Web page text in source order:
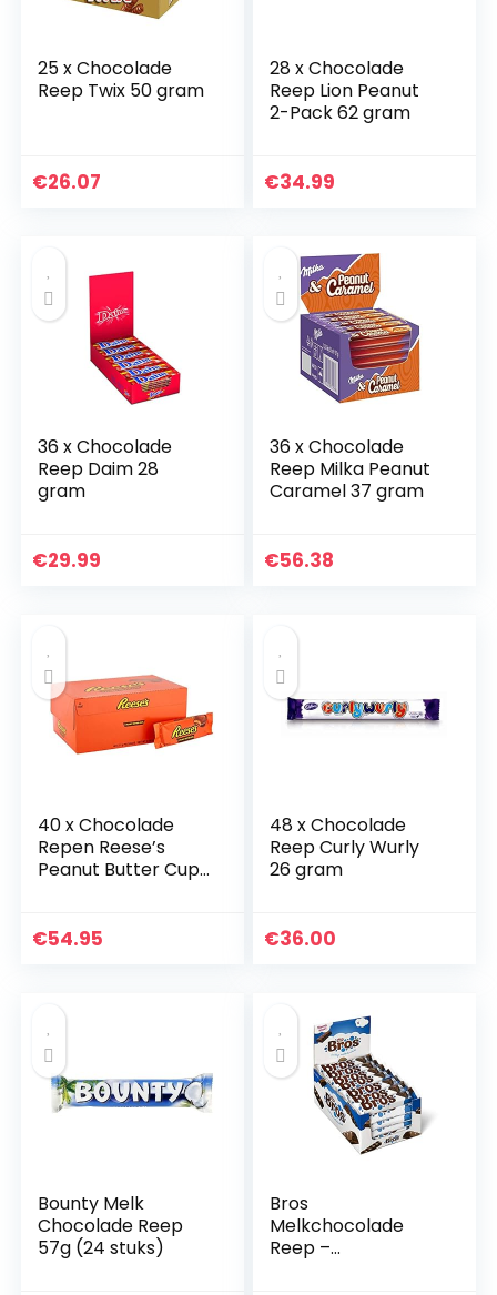
25 x Chocolade
Reep Twix 50 gram
€26.07
28 x Chocolade
Reep Lion Peanut
2-Pack 62 gram
€34.99
36 x Chocolade
Reep Daim 28
gram
€29.99
36 x Chocolade
Reep Milka Peanut
Caramel 37 gram
€56.38
40 x Chocolade
Repen Reese’s
Peanut Butter Cups
€54.95
48 x Chocolade
Reep Curly Wurly
26 gram
€36.00
Bounty Melk
Chocolade Reep
57g (24 stuks)
Bros
Melkchocolade
Reep –